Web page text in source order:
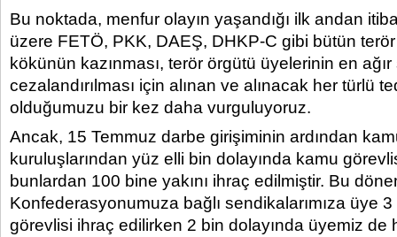
Bu noktada, menfur olayın yaşandığı ilk andan
üzere FETÖ, PKK, DAEŞ, DHKP-C gibi bütün
kökünün kazınması, terör örgütü üyelerinin en
cezalandırılması için alınan ve alınacak her türlü
olduğumuzu bir kez daha vurguluyoruz.
Ancak, 15 Temmuz darbe girişiminin ardından
kuruluşlarından yüz elli bin dolayında kamu
bunlardan 100 bine yakını ihraç edilmiştir. Bu
Konfederasyonumuza bağlı sendikalarımıza üye
görevlisi ihraç edilirken 2 bin dolayında üyemiz de